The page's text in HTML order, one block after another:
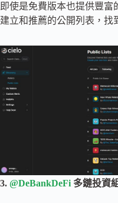
即使是免費版本也提供豐富
建立和推薦的公開列表，找
3. @DeBankDeFi 多鏈投資